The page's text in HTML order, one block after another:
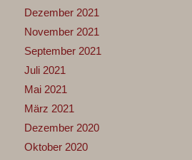
Dezember 2021
November 2021
September 2021
Juli 2021
Mai 2021
März 2021
Dezember 2020
Oktober 2020